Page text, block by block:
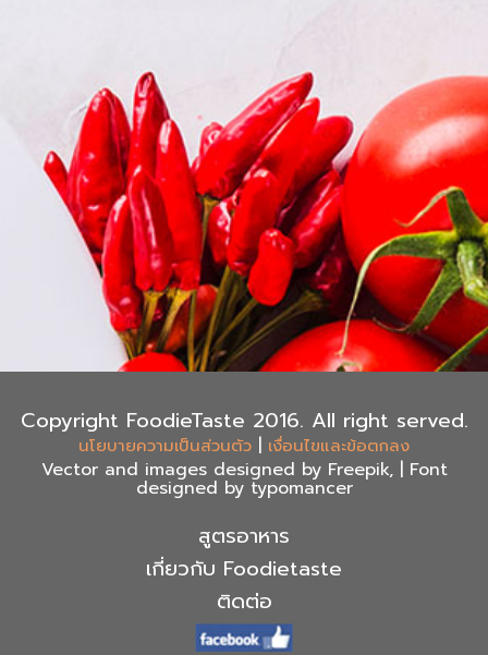
Copyright FoodieTaste 2016. All right served.
นโยบายความเป็นส่วนตัว | เงื่อนไขและข้อตกลง
Vector and images designed by Freepik, | Font
designed by typomancer
สูตรอาหาร
เกี่ยวกับ Foodietaste
ติดต่อ